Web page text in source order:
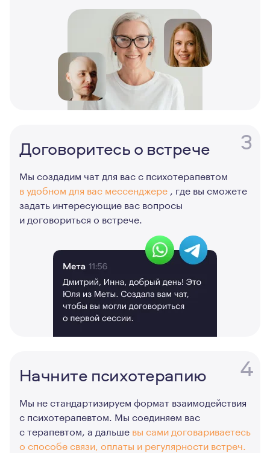
3
Договоритесь о встрече
Мы создадим чат для вас с психотерапевтом
в удобном для вас мессенджере , где вы сможете
задать интересующие вас вопросы
и договориться о встрече.
4
Начните психотерапию
Мы не стандартизируем формат взаимодействия
с психотерапевтом. Мы соединяем вас
с терапевтом, а дальше вы сами договариваетесь
о способе связи, оплаты и регулярности встреч.